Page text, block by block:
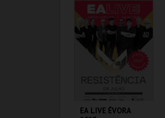
EA LIVE ÉVORA